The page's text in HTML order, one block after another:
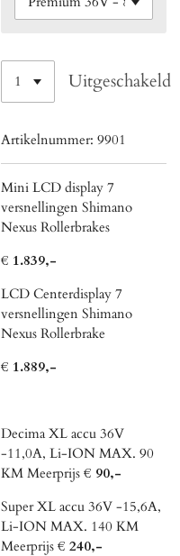
Uitgeschakeld
Artikelnummer: 9901
Mini LCD display 7
versnellingen Shimano
Nexus Rollerbrakes
€ 1.839,-
LCD Centerdisplay 7
versnellingen Shimano
Nexus Rollerbrake
€ 1.889,-
Decima XL accu 36V
-11,0A, Li-ION MAX. 90
KM Meerprijs € 90,-
Super XL accu 36V -15,6A,
Li-ION MAX. 140 KM
Meerprijs € 240,-